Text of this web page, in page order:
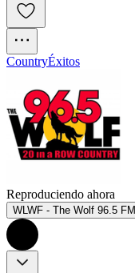
CountryÉxitos
Reproduciendo ahora
WLWF - The Wolf 96.5 FM